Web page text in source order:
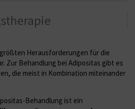
Herausforderungen für die
Zur Behandlung bei Adipositas gibt es
die meist in Kombination miteinander
Behandlung ist ein